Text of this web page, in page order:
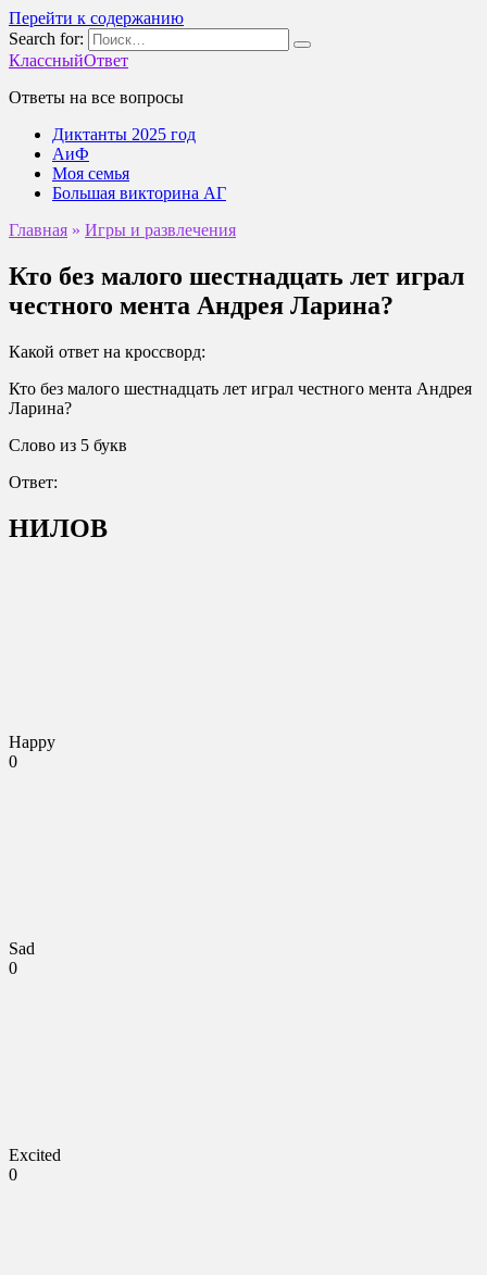
Перейти к содержанию
Search for:
КлассныйОтвет
Ответы на все вопросы
Диктанты 2025 год
АиФ
Моя семья
Большая викторина АГ
Главная » Игры и развлечения
Кто без малого шестнадцать лет играл
честного мента Андрея Ларина?
Какой ответ на кроссворд:
Кто без малого шестнадцать лет играл честного мента Андрея
Ларина?
Слово из 5 букв
Ответ:
НИЛОВ
Happy
0
Sad
0
Excited
0